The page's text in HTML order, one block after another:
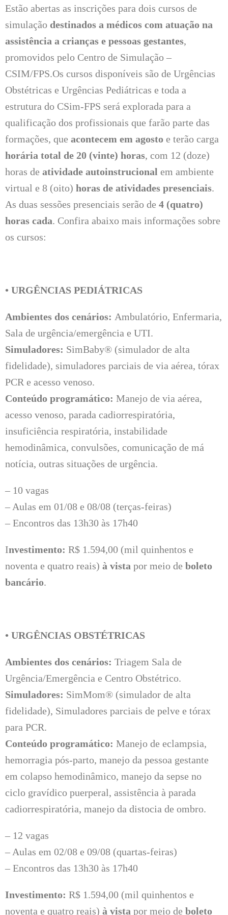
Estão abertas as inscrições para dois cursos de
simulação destinados a médicos com atuação na
assistência a crianças e pessoas gestantes,
promovidos pelo Centro de Simulação –
CSIM/FPS.Os cursos disponíveis são de Urgências
Obstétricas e Urgências Pediátricas e toda a
estrutura do CSim-FPS será explorada para a
qualificação dos profissionais que farão parte das
formações, que acontecem em agosto e terão carga
horária total de 20 (vinte) horas, com 12 (doze)
horas de atividade autoinstrucional em ambiente
virtual e 8 (oito) horas de atividades presenciais.
As duas sessões presenciais serão de 4 (quatro)
horas cada. Confira abaixo mais informações sobre
os cursos:
• URGÊNCIAS PEDIÁTRICAS
Ambientes dos cenários: Ambulatório, Enfermaria,
Sala de urgência/emergência e UTI.
Simuladores: SimBaby® (simulador de alta
fidelidade), simuladores parciais de via aérea, tórax
PCR e acesso venoso.
Conteúdo programático: Manejo de via aérea,
acesso venoso, parada cadiorrespiratória,
insuficiência respiratória, instabilidade
hemodinâmica, convulsões, comunicação de má
notícia, outras situações de urgência.
– 10 vagas
– Aulas em 01/08 e 08/08 (terças-feiras)
– Encontros das 13h30 às 17h40
Investimento: R$ 1.594,00 (mil quinhentos e
noventa e quatro reais) à vista por meio de boleto
bancário.
• URGÊNCIAS OBSTÉTRICAS
Ambientes dos cenários: Triagem Sala de
Urgência/Emergência e Centro Obstétrico.
Simuladores: SimMom® (simulador de alta
fidelidade), Simuladores parciais de pelve e tórax
para PCR.
Conteúdo programático: Manejo de eclampsia,
hemorragia pós-parto, manejo da pessoa gestante
em colapso hemodinâmico, manejo da sepse no
ciclo gravídico puerperal, assistência à parada
cadiorrespiratória, manejo da distocia de ombro.
– 12 vagas
– Aulas em 02/08 e 09/08 (quartas-feiras)
– Encontros das 13h30 às 17h40
Investimento: R$ 1.594,00 (mil quinhentos e
noventa e quatro reais) à vista por meio de boleto